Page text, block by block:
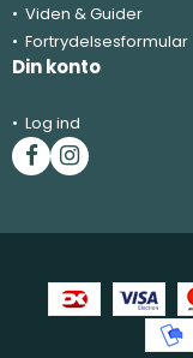
Viden & Guider
Fortrydelsesformular
Din konto
Log ind